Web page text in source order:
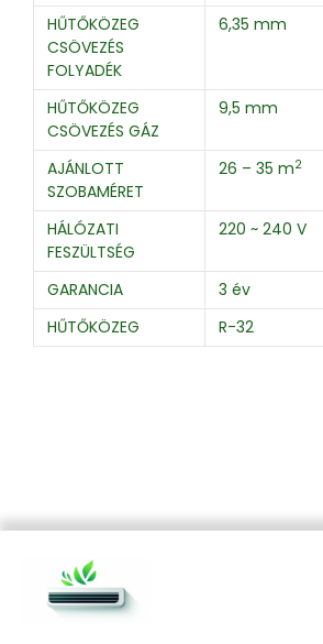
HŰTŐKÖZEG
CSÖVEZÉS
FOLYADÉK
6,35 mm
HŰTŐKÖZEG
CSÖVEZÉS GÁZ
9,5 mm
AJÁNLOTT
SZOBAMÉRET
26 – 35 m2
HÁLÓZATI
FESZÜLTSÉG
220 ~ 240 V
GARANCIA
3 év
HŰTŐKÖZEG
R-32